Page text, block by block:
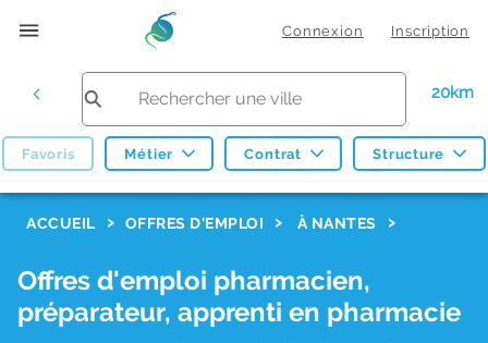
Connexion Inscription
20km
Favoris Métier Contrat Structure
ACCUEIL OFFRES D'EMPLOI À NANTES
Offres d'emploi pharmacien,
préparateur, apprenti en pharmacie